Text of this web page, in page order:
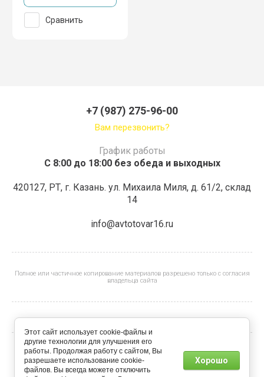
Сравнить
+7 (987) 275-96-00
Вам перезвонить?
График работы
С 8:00 до 18:00 без обеда и выходных
420127, РТ, г. Казань. ул. Михаила Миля, д. 61/2, склад
14
info@avtotovar16.ru
Полное или частичное копирование материалов разрешено только с согласия
владельца сайта
© 2022 - 2026
Этот сайт использует cookie-файлы и
другие технологии для улучшения его
работы. Продолжая работу с сайтом, Вы
разрешаете использование cookie-
файлов. Вы всегда можете отключить
Хорошо